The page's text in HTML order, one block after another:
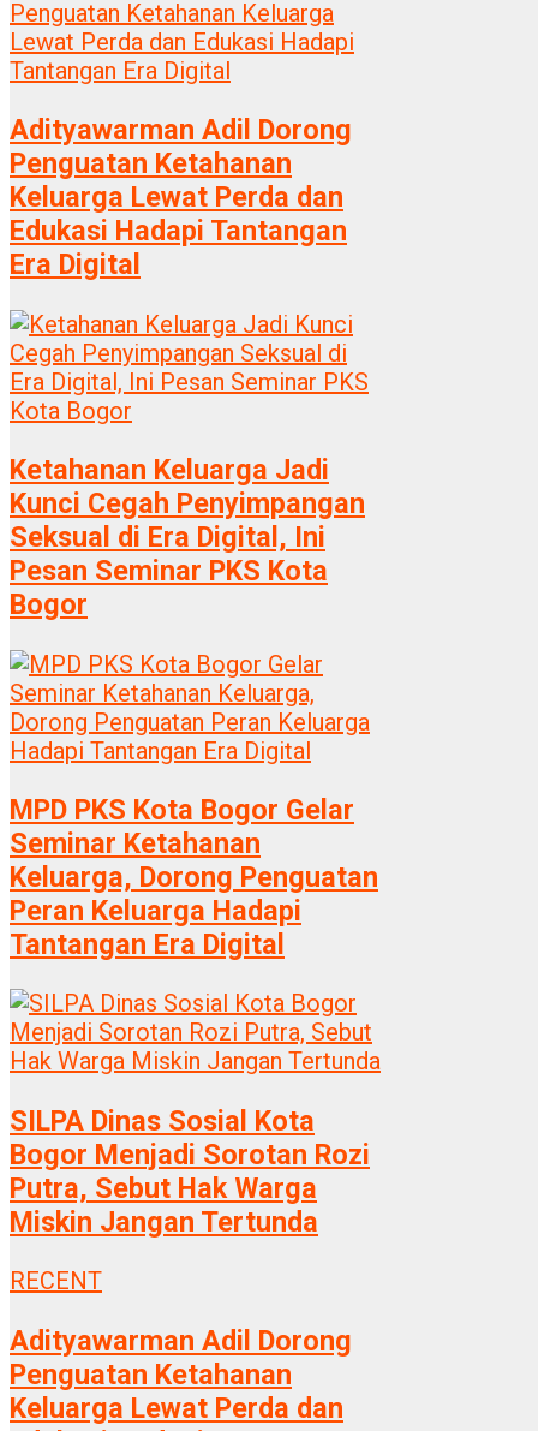
Adityawarman Adil Dorong
Penguatan Ketahanan
Keluarga Lewat Perda dan
Edukasi Hadapi Tantangan
Era Digital
Ketahanan Keluarga Jadi
Kunci Cegah Penyimpangan
Seksual di Era Digital, Ini
Pesan Seminar PKS Kota
Bogor
MPD PKS Kota Bogor Gelar
Seminar Ketahanan
Keluarga, Dorong Penguatan
Peran Keluarga Hadapi
Tantangan Era Digital
SILPA Dinas Sosial Kota
Bogor Menjadi Sorotan Rozi
Putra, Sebut Hak Warga
Miskin Jangan Tertunda
RECENT
Adityawarman Adil Dorong
Penguatan Ketahanan
Keluarga Lewat Perda dan